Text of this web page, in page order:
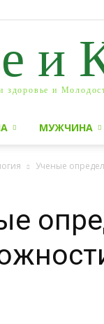
и
здоровье и
МУЖЧИНА
Ученые